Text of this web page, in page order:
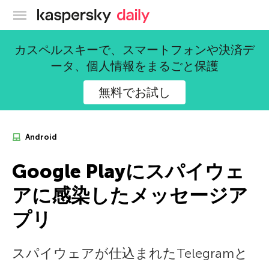
カスペルスキー公式ブログ
カスペルスキーで、スマートフォンや決済デ
ータ、個人情報をまるごと保護
無料でお試し
Android
Google Playにスパイウェ
アに感染したメッセージア
プリ
スパイウェアが仕込まれたTelegramと